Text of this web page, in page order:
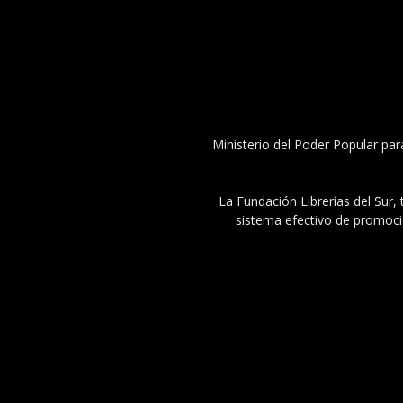
Ministerio del Poder Popular
La Fundación Librerías del
sistema efectivo de